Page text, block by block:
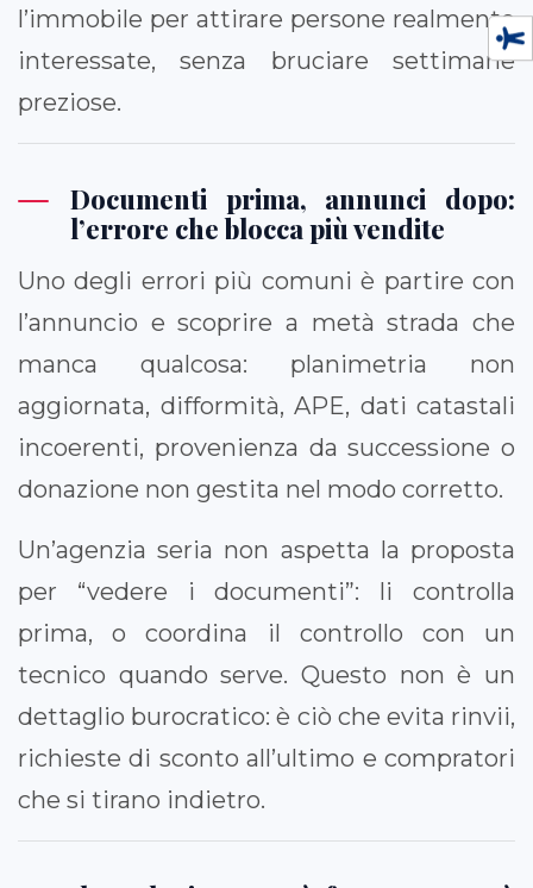
l’immobile per attirare persone realmente
interessate, senza bruciare settimane
preziose.
Documenti prima, annunci dopo:
l’errore che blocca più vendite
Uno degli errori più comuni è partire con
l’annuncio e scoprire a metà strada che
manca qualcosa: planimetria non
aggiornata, difformità, APE, dati catastali
incoerenti, provenienza da successione o
donazione non gestita nel modo corretto.
Un’agenzia seria non aspetta la proposta
per “vedere i documenti”: li controlla
prima, o coordina il controllo con un
tecnico quando serve. Questo non è un
dettaglio burocratico: è ciò che evita rinvii,
richieste di sconto all’ultimo e compratori
che si tirano indietro.